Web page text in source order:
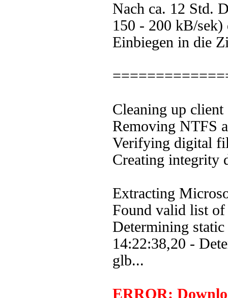
Nach ca. 12 Std.
150 - 200 kB/sek)
Einbiegen in die
Cleaning up
Removing NTFS
Verifying digital
Creating integrity
Extracting
Found valid list of
Determining
14:22:38,20 -
glb...
ERROR: